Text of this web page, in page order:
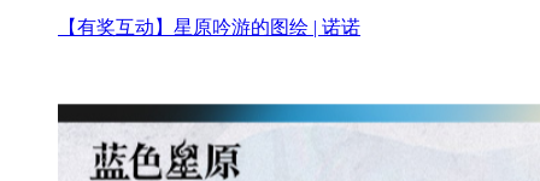
【有奖互动】星原吟游的图绘 | 诺诺